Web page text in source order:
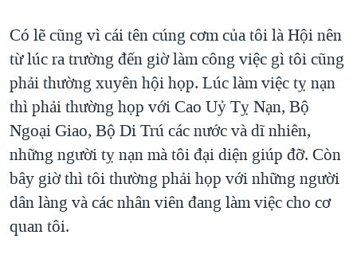
Có lẽ cũng vì cái tên cúng cơm của tôi là Hội nên
từ lúc ra trường đến giờ làm công việc gì tôi cũng
phải thường xuyên hội họp. Lúc làm việc tỵ nạn
thì phải thường họp với Cao Uỷ Tỵ Nạn, Bộ
Ngoại Giao, Bộ Di Trú các nước và dĩ nhiên,
những người tỵ nạn mà tôi đại diện giúp đỡ. Còn
bây giờ thì tôi thường phải họp với những người
dân làng và các nhân viên đang làm việc cho cơ
quan tôi.